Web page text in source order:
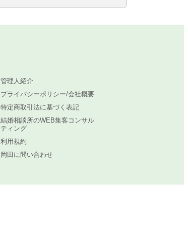
管理人紹介
プライバシーポリシー/会社概要
特定商取引法に基づく表記
結婚相談所のWEB集客コンサル
ティング
利用規約
岡田に問い合わせ